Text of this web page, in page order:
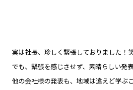
実は社長、珍しく緊張しておりました！
でも、緊張を感じさせず、素晴らしい発
他の会社様の発表も、地域は違えど学ぶ